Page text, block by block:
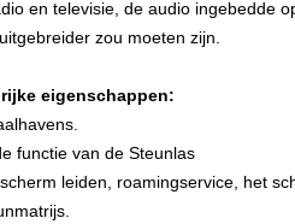
en televisie, de audio ingebedde
zou moeten zijn.
eigenschappen:
functie van de Steunlas
leiden, roamingservice, het